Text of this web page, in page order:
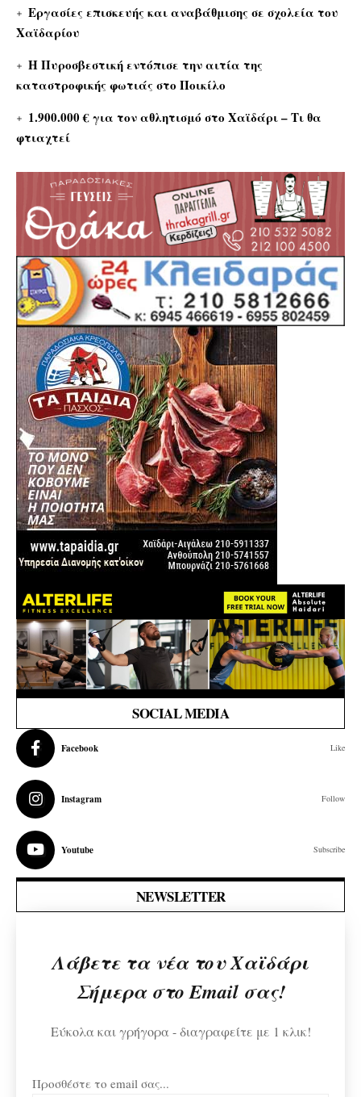
Εργασίες επισκευής και αναβάθμισης σε σχολεία του
Χαϊδαρίου
Η Πυροσβεστική εντόπισε την αιτία της
καταστροφικής φωτιάς στο Ποικίλο
1.900.000 € για τον αθλητισμό στο Χαϊδάρι – Τι θα
φτιαχτεί
SOCIAL MEDIA
Facebook Like
Instagram Follow
Youtube Subscribe
NEWSLETTER
Λάβετε τα νέα του Χαϊδάρι
Σήμερα στο Email σας!
Εύκολα και γρήγορα - διαγραφείτε με 1 κλικ!
Προσθέστε το email σας...